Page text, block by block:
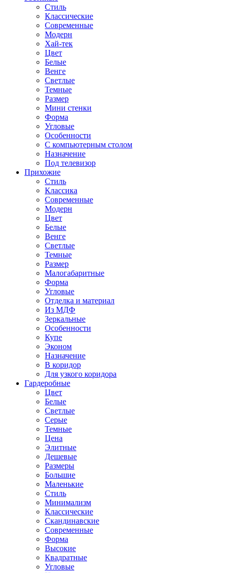
Стиль
Классические
Современные
Модерн
Хай-тек
Цвет
Белые
Венге
Светлые
Темные
Размер
Мини стенки
Форма
Угловые
Особенности
С компьютерным столом
Назначение
Под телевизор
Прихожие
Стиль
Классика
Современные
Модерн
Цвет
Белые
Венге
Светлые
Темные
Размер
Малогабаритные
Форма
Угловые
Отделка и материал
Из МДФ
Зеркальные
Особенности
Купе
Эконом
Назначение
В коридор
Для узкого коридора
Гардеробные
Цвет
Белые
Светлые
Серые
Темные
Цена
Элитные
Дешевые
Размеры
Большие
Маленькие
Стиль
Минимализм
Классические
Скандинавские
Современные
Форма
Высокие
Квадратные
Угловые